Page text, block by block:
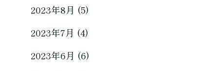
2023年8月 (5)
2023年7月 (4)
2023年6月 (6)